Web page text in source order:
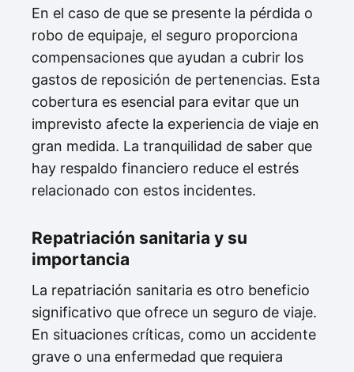
En el caso de que se presente la pérdida o
robo de equipaje, el seguro proporciona
compensaciones que ayudan a cubrir los
gastos de reposición de pertenencias. Esta
cobertura es esencial para evitar que un
imprevisto afecte la experiencia de viaje en
gran medida. La tranquilidad de saber que
hay respaldo financiero reduce el estrés
relacionado con estos incidentes.
Repatriación sanitaria y su
importancia
La repatriación sanitaria es otro beneficio
significativo que ofrece un seguro de viaje.
En situaciones críticas, como un accidente
grave o una enfermedad que requiera